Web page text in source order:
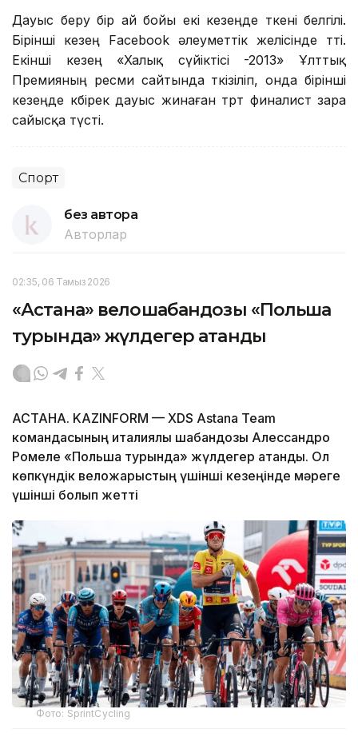
Дауыс беру бір ай бойы екі кезеңде өткені белгілі.
Бірінші кезең Facebook әлеуметтік желісінде өтті.
Екінші кезең «Халық сүйіктісі -2013» Ұлттық
Премияның ресми сайтында өткізіліп, онда бірінші
кезеңде көбірек дауыс жинаған төрт финалист өзара
сайысқа түсті.
Спорт
без автора
Авторлар
02:35, 06 Тамыз 2026
«Астана» велошабандозы «Польша
турында» жүлдегер атанды
АСТАНА. KAZINFORM — XDS Astana Team
командасының италиялық шабандозы Алессандро
Ромеле «Польша турында» жүлдегер атанды. Ол
көпкүндік веложарыстың үшінші кезеңінде мәреге
үшінші болып жетті
Фото: SprintCycling